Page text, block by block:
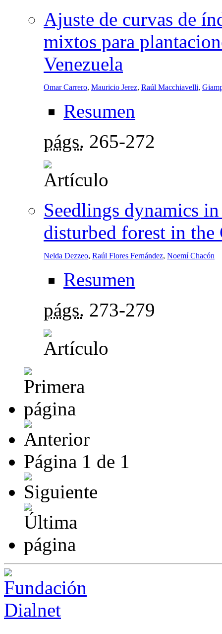
Ajuste de curvas de
mixtos para
Venezuela
Omar Carrero, Mauricio Jerez, Raúl Macchiavelli,
Resumen
págs. 265-272
Seedlings dynamics
disturbed forest in the
Nelda Dezzeo, Raúl Flores Fernández, Noemí Chacón
Resumen
págs. 273-279
Página 1 de 1